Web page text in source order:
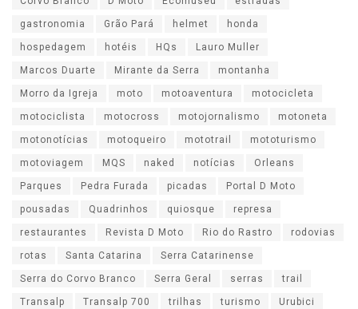
gastronomia Grão Pará helmet honda
hospedagem hotéis HQs Lauro Muller
Marcos Duarte Mirante da Serra montanha
Morro da Igreja moto motoaventura motocicleta
motociclista motocross motojornalismo motoneta
motonotícias motoqueiro mototrail mototurismo
motoviagem MQS naked notícias Orleans
Parques Pedra Furada picadas Portal D Moto
pousadas Quadrinhos quiosque represa
restaurantes Revista D Moto Rio do Rastro rodovias
rotas Santa Catarina Serra Catarinense
Serra do Corvo Branco Serra Geral serras trail
Transalp Transalp 700 trilhas turismo Urubici